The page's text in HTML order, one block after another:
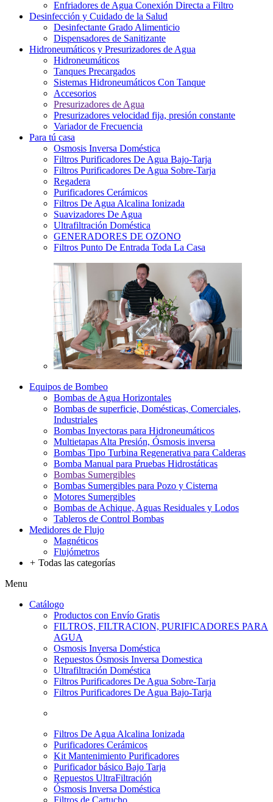
Enfriadores de Agua Conexión Directa a Filtro
Desinfección y Cuidado de la Salud
Desinfectante Grado Alimenticio
Dispensadores de Sanitizante
Hidroneumáticos y Presurizadores de Agua
Hidroneumáticos
Tanques Precargados
Sistemas Hidroneumáticos Con Tanque
Accesorios
Presurizadores de Agua
Presurizadores velocidad fija, presión constante
Variador de Frecuencia
Para tú casa
Osmosis Inversa Doméstica
Filtros Purificadores De Agua Bajo-Tarja
Filtros Purificadores De Agua Sobre-Tarja
Regadera
Purificadores Cerámicos
Filtros De Agua Alcalina Ionizada
Suavizadores De Agua
Ultrafiltración Doméstica
GENERADORES DE OZONO
Filtros Punto De Entrada Toda La Casa
Equipos de Bombeo
Bombas de Agua Horizontales
Bombas de superficie, Domésticas, Comerciales,
Industriales
Bombas Inyectoras para Hidroneumáticos
Multietapas Alta Presión, Ósmosis inversa
Bombas Tipo Turbina Regenerativa para Calderas
Bomba Manual para Pruebas Hidrostáticas
Bombas Sumergibles
Bombas Sumergibles para Pozo y Cisterna
Motores Sumergibles
Bombas de Achique, Aguas Residuales y Lodos
Tableros de Control Bombas
Medidores de Flujo
Magnéticos
Flujómetros
+ Todas las categorías
Menu
Catálogo
Productos con Envío Gratis
FILTROS, FILTRACION, PURIFICADORES PARA
AGUA
Osmosis Inversa Doméstica
Repuestos Ósmosis Inversa Domestica
Ultrafiltración Doméstica
Filtros Purificadores De Agua Sobre-Tarja
Filtros Purificadores De Agua Bajo-Tarja
Filtros De Agua Alcalina Ionizada
Purificadores Cerámicos
Kit Mantenimiento Purificadores
Purificador básico Bajo Tarja
Repuestos UltraFiltración
Ósmosis Inversa Doméstica
Filtros de Cartucho